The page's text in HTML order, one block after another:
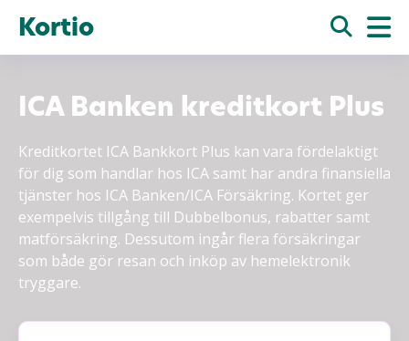
Kortio
ICA Banken kreditkort Plus
Kreditkortet ICA Bankkort Plus kan vara fördelaktigt
för dig som handlar hos ICA samt har andra finansiella
tjänster hos ICA Banken/ICA Försäkring. Kortet ger
exempelvis tillgång till Dubbelbonus, rabatter samt
matförsäkring. Dessutom ingår flera försäkringar
som både gör resan och inköp av hemelektronik
tryggare.